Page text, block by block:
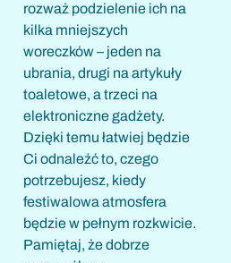
rozważ podzielenie ich na
kilka mniejszych
woreczków – jeden na
ubrania, drugi na artykuły
toaletowe, a trzeci na
elektroniczne gadżety.
Dzięki temu łatwiej będzie
Ci odnaleźć to, czego
potrzebujesz, kiedy
festiwalowa atmosfera
będzie w pełnym rozkwicie.
Pamiętaj, że dobrze